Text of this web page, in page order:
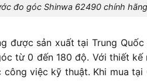
đo góc Shinwa 62490 chính hãng
được sản xuất tại Trung
từ 0 đến 180 độ. Với thiết kế
việc kỹ thuật. Khi mua tại